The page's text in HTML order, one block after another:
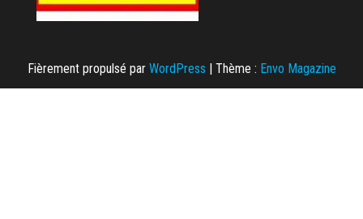
Fièrement propulsé par WordPress | Thème : Envo Magazine